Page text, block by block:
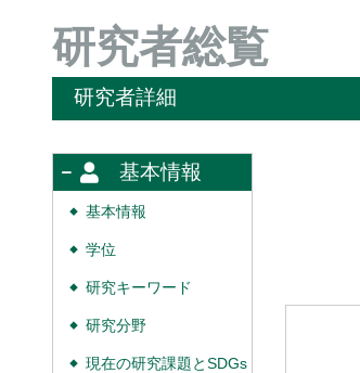
研究者総覧
研究者詳細
基本情報
◆ 基本情報
◆ 学位
◆ 研究キーワード
◆ 研究分野
◆ 現在の研究課題とSDGs